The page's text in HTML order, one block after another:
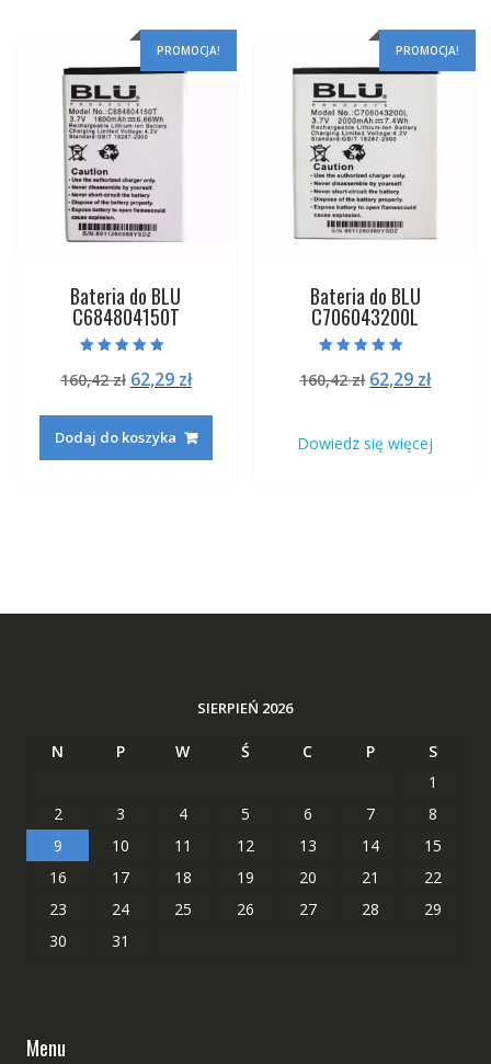
PROMOCJA!
Bateria do BLU
C684804150T
5.00
na 5
160,42zł Pierwotna
wynosiła:
160,42 zł.
62,29 złAktualna
62,29 zł.
Dodaj do koszyka
PROMOCJA!
Bateria do BLU
C706043200L
5.00
na 5
160,42zł Pierwotna
160,42 zł.
62,29 zł
62,29
Dowiedz się więcej
SIERPIEŃ 2026
N P W Ś C P
S
1
2
3 4 5 6 7
8
9
10 11 12 13 14
15
16
17 18 19 20 21
22
23
24 25 26 27 28
29
30
31
Menu